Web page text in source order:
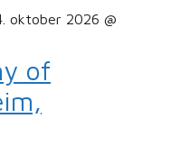
oktober 2026 @
of